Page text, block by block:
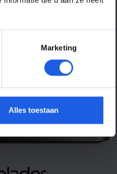
Marketing
Alles toestaan